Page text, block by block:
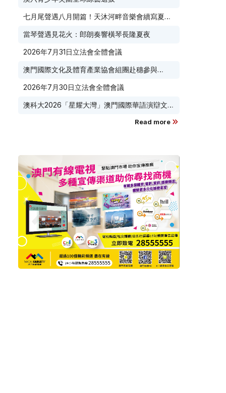
七月尾聲遇八月開篇！天沐河畔音樂會續寫夏夜
當琴聲遇見花火：郎朗奏響橫琴長隆夏夜
2026年7月31日立法會全體會議
澳門國際文化及體育產業協會組團赴穗參與
向葡西語市場
2026年7月30日立法會全體會議
澳科大2026「星耀大灣」澳門國際華語演辯文化
Read more